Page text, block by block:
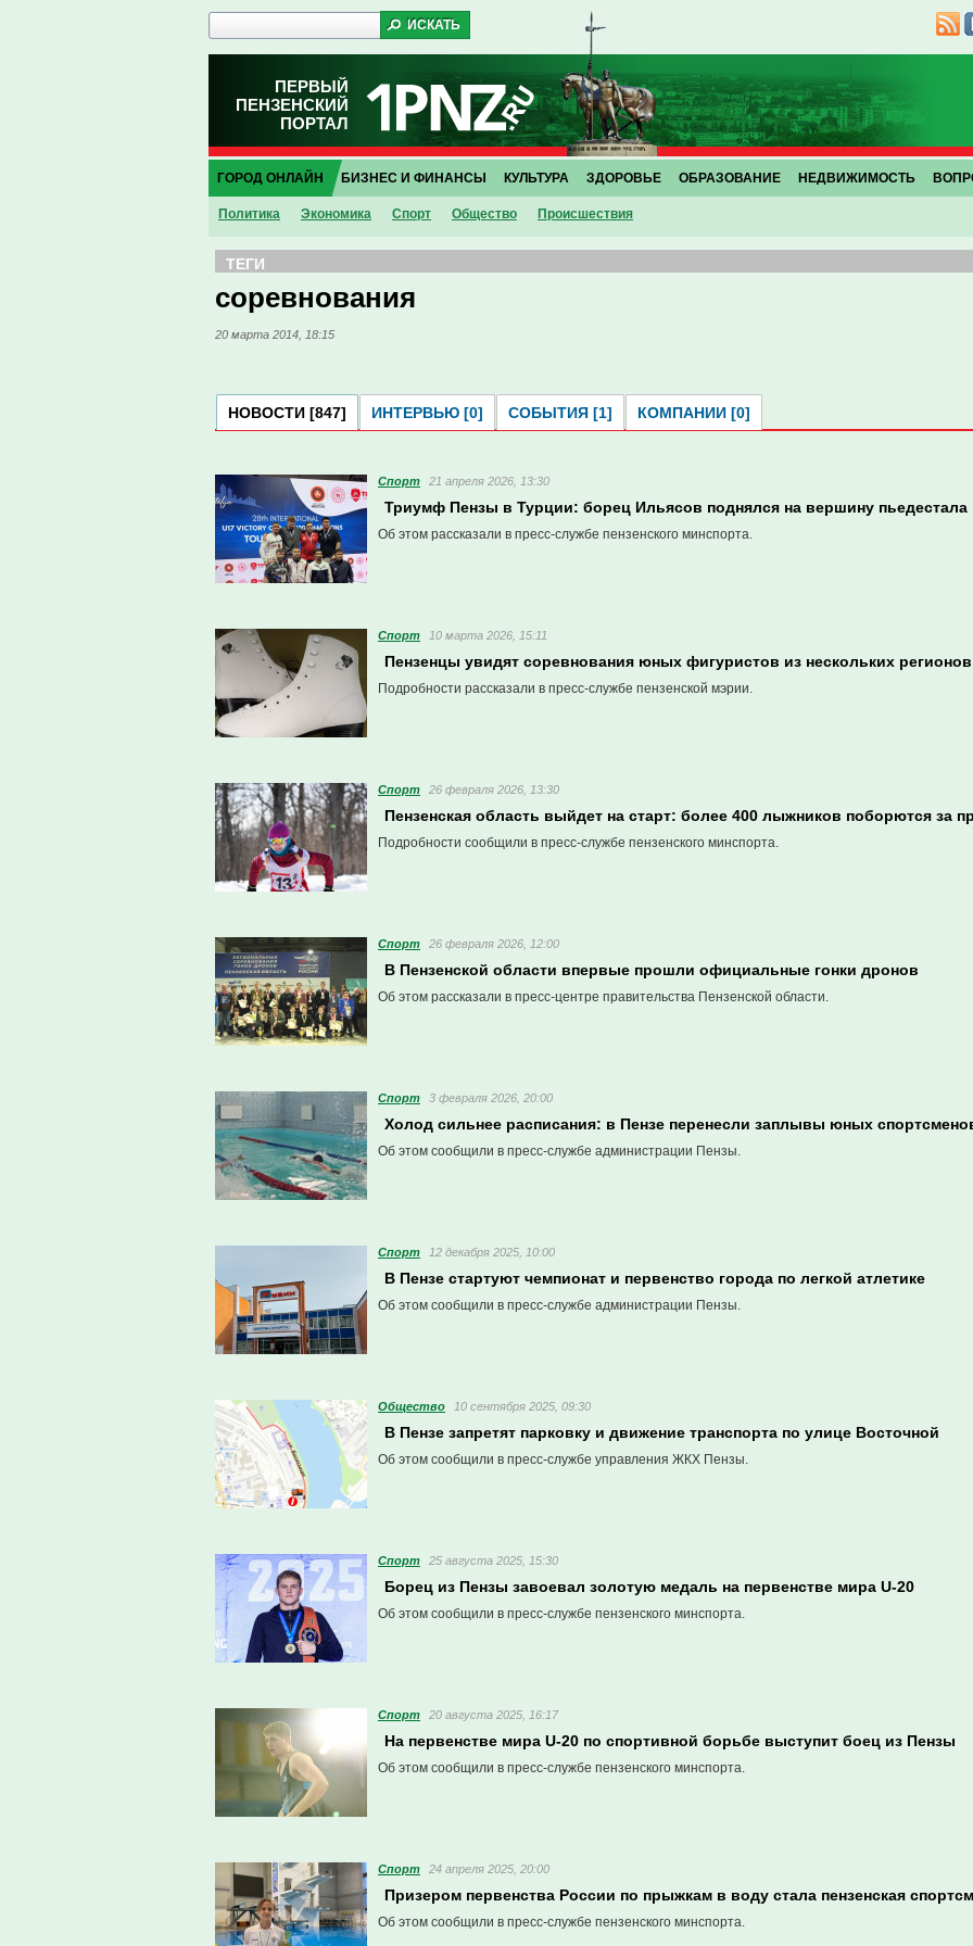
ПЕРВЫЙ
ПЕНЗЕНСКИЙ
ПОРТАЛ
ГОРОД ОНЛАЙН
Политика Экономика Спорт Общество Проиcшествия
БИЗНЕС И ФИНАНСЫ КУЛЬТУРА ЗДОРОВЬЕ ОБРАЗОВАНИЕ НЕДВИЖИМОСТЬ
ТЕГИ
соревнования
20 марта 2014, 18:15
НОВОСТИ [847] ИНТЕРВЬЮ [0] СОБЫТИЯ [1] КОМПАНИИ [0]
Спорт 21 апреля 2026, 13:30
Триумф Пензы в Турции: борец Ильясов поднялся на вершину пьедестала
Об этом рассказали в пресс-службе пензенского минспорта.
Спорт 10 марта 2026, 15:11
Пензенцы увидят соревнования юных фигуристов из нескольких
Подробности рассказали в пресс-службе пензенской мэрии.
Спорт 26 февраля 2026, 13:30
Пензенская область выйдет на старт: более 400 лыжников поборются за
Подробности сообщили в пресс-службе пензенского минспорта.
Спорт 26 февраля 2026, 12:00
В Пензенской области впервые прошли официальные гонки дронов
Об этом рассказали в пресс-центре правительства Пензенской области.
Спорт 3 февраля 2026, 20:00
Холод сильнее расписания: в Пензе перенесли заплывы юных
Об этом сообщили в пресс-службе администрации Пензы.
Спорт 12 декабря 2025, 10:00
В Пензе стартуют чемпионат и первенство города по легкой атлетике
Об этом сообщили в пресс-службе администрации Пензы.
Общество 10 сентября 2025, 09:30
В Пензе запретят парковку и движение транспорта по улице Восточной
Об этом сообщили в пресс-службе управления ЖКХ Пензы.
Спорт 25 августа 2025, 15:30
Борец из Пензы завоевал золотую медаль на первенстве мира U-20
Об этом сообщили в пресс-службе пензенского минспорта.
Спорт 20 августа 2025, 16:17
На первенстве мира U-20 по спортивной борьбе выступит боец из Пензы
Об этом сообщили в пресс-службе пензенского минспорта.
Спорт 24 апреля 2025, 20:00
Призером первенства России по прыжкам в воду стала пензенская
Об этом сообщили в пресс-службе пензенского минспорта.